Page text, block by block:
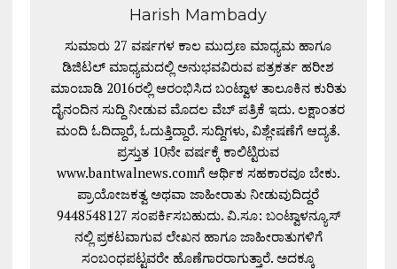
Harish Mambady
ಸುಮಾರು 27 ವರ್ಷಗಳ ಕಾಲ ಮುದ್ರಣ ಮಾಧ್ಯಮ ಹಾಗೂ
ಡಿಜಿಟಲ್ ಮಾಧ್ಯಮದಲ್ಲಿ ಅನುಭವವಿರುವ ಪತ್ರಕರ್ತ ಹರೀಶ
ಮಾಂಬಾಡಿ 2016ರಲ್ಲಿ ಆರಂಭಿಸಿದ ಬಂಟ್ವಾಳ ತಾಲೂಕಿನ ಕುರಿತು
ದೈನಂದಿನ ಸುದ್ದಿ ನೀಡುವ ಮೊದಲ ವೆಬ್ ಪತ್ರಿಕೆ ಇದು. ಲಕ್ಷಾಂತರ
ಮಂದಿ ಓದಿದ್ದಾರೆ, ಓದುತ್ತಿದ್ದಾರೆ. ಸುದ್ದಿಗಳು, ವಿಶ್ಲೇಷಣೆಗೆ ಆದ್ಯತೆ.
ಪ್ರಸ್ತುತ 10ನೇ ವರ್ಷಕ್ಕೆ ಕಾಲಿಟ್ಟಿರುವ
www.bantwalnews.comಗೆ ಆರ್ಥಿಕ ಸಹಕಾರವೂ ಬೇಕು.
ಪ್ರಾಯೋಜಕತ್ವ ಅಥವಾ ಜಾಹೀರಾತು ನೀಡುವುದಿದ್ದರೆ
9448548127 ಸಂಪರ್ಕಿಸಬಹುದು. ವಿ.ಸೂ: ಬಂಟ್ವಾಳನ್ಯೂಸ್
ನಲ್ಲಿ ಪ್ರಕಟವಾಗುವ ಲೇಖನ ಹಾಗೂ ಜಾಹೀರಾತುಗಳಿಗೆ
ಸಂಬಂಧಪಟ್ಟವರೇ ಹೊಣೆಗಾರರಾಗುತ್ತಾರೆ. ಅದಕ್ಕೂ